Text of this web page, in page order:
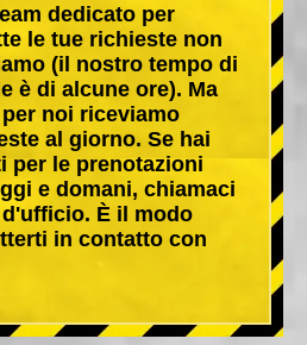
dedicato per
le tue richieste non
(il nostro tempo di
è di alcune ore). Ma
noi riceviamo
al giorno. Se hai
per le prenotazioni
e domani, chiamaci
È il modo
in contatto con